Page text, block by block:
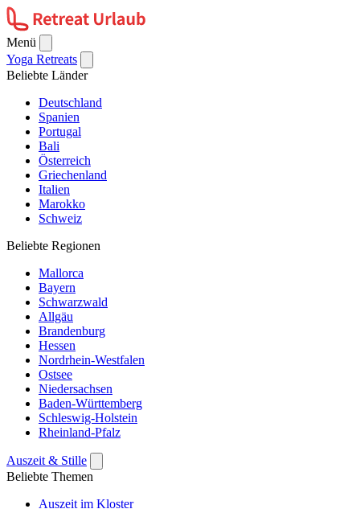
Menü
Yoga Retreats
Beliebte Länder
Deutschland
Spanien
Portugal
Bali
Österreich
Griechenland
Italien
Marokko
Schweiz
Beliebte Regionen
Mallorca
Bayern
Schwarzwald
Allgäu
Brandenburg
Hessen
Nordrhein-Westfalen
Ostsee
Niedersachsen
Baden-Württemberg
Schleswig-Holstein
Rheinland-Pfalz
Auszeit & Stille
Beliebte Themen
Auszeit im Kloster